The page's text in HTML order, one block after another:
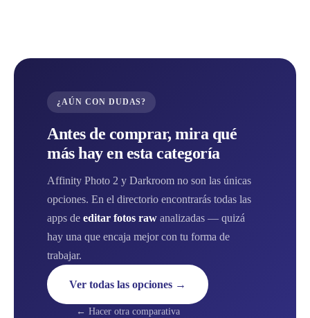
¿AÚN CON DUDAS?
Antes de comprar, mira qué
más hay en esta categoría
Affinity Photo 2 y Darkroom no son las únicas
opciones. En el directorio encontrarás todas las
apps de editar fotos raw analizadas — quizá
hay una que encaja mejor con tu forma de
trabajar.
Ver todas las opciones →
← Hacer otra comparativa